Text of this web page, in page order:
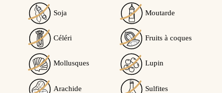
/5
avis client(s)
Trier l'affichage des avis :
Soja Moutarde
Céléri Fruits à coques
Mollusques Lupin
Arachide Sulfites